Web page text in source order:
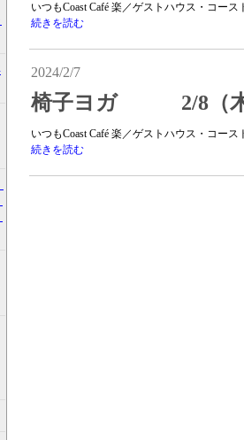
いつもCoast Café 楽／ゲストハウス・コー
続きを読む
2024/2/7
椅子ヨガ 2/8（木
いつもCoast Café 楽／ゲストハウス・コー
続きを読む